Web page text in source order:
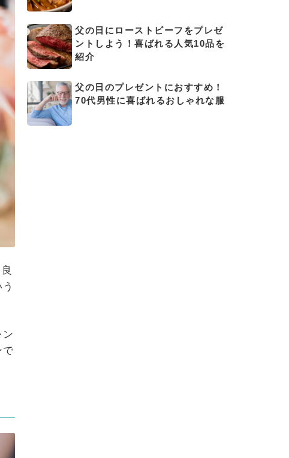
で
父の日にローストビーフをプレゼ
ントしよう！喜ばれる人気10品を
紹介
父の日のプレゼントにおすすめ！
70代男性に喜ばれるおしゃれな服